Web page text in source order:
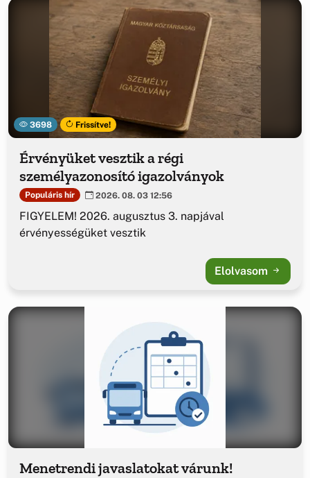
3698 Frissítve!
Érvényüket vesztik a régi
személyazonosító igazolványok
Populáris hír 2026. 08. 03 12:56
FIGYELEM! 2026. augusztus 3. napjával
érvényességüket vesztik
Elolvasom
Menetrendi javaslatokat várunk!